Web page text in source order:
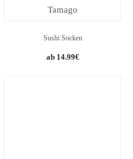
Sushi Socken
14.99€